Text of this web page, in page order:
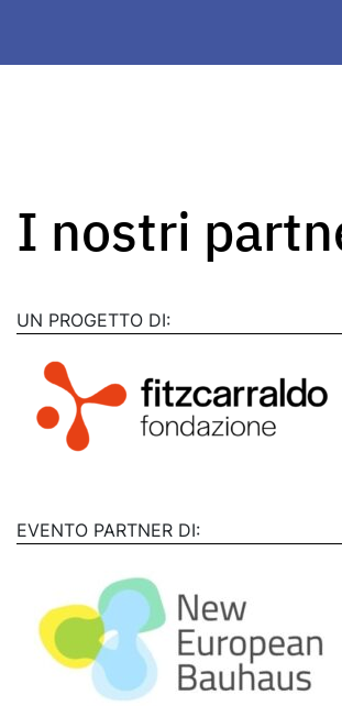
I nostri
UN PROGETTO DI:
EVENTO PARTNER DI: